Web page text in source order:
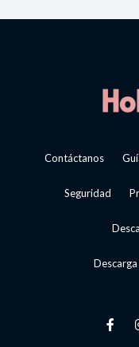
Contáctanos
Seguridad